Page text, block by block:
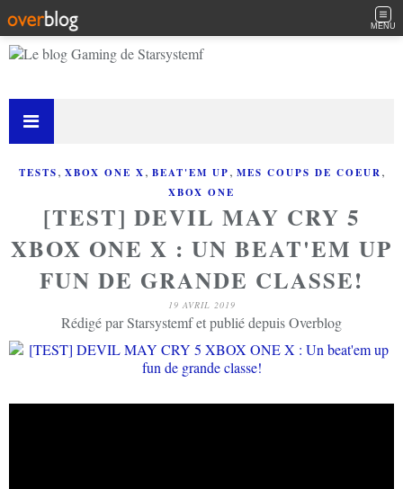
MENU
TESTS, XBOX ONE X, BEAT'EM UP, MES COUPS DE COEUR,
XBOX ONE
[TEST] DEVIL MAY CRY 5
XBOX ONE X : UN BEAT'EM UP
FUN DE GRANDE CLASSE!
19 AVRIL 2019
Rédigé par Starsystemf et publié depuis Overblog